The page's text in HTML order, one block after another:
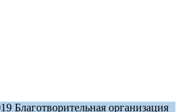
Благотворительная организация